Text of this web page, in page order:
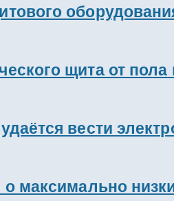
щита от
вести
о максимально